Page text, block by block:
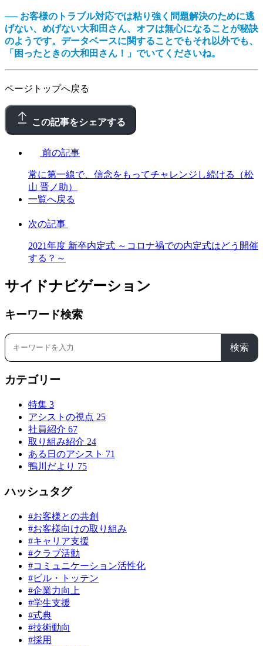
── お客様のトラブル対応では粘り強く問題解決のために逃
げない、めげない大和田さん、オフは無心になることが秘訣
のようです。データベースに関することでもそれ以外でも、
「困ったときの大和田さん！」でいてくださいね。
ページトップへ戻る
この記事をシェアする
前の記事
常に第一線で、信念をもってチャレンジし続ける（松
山 晋ノ助）
一覧へ戻る
次の記事
2021年度 新卒内定式 ～コロナ禍での内定式はどう開催
する？～
サイドナビゲーション
キーワード検索
検索
カテゴリー
特集 3
アシストの視点 25
社員紹介 67
取り組み紹介 24
ある日のアシスト 71
鴨川だより 75
ハッシュタグ
#お客様との共創
#お客様向けの取り組み
#キャリア支援
#クラブ活動
#コミュニケーション活性化
#ビル・トッテン
#企業力向上
#学生支援
#式典
#技術動向
#採用